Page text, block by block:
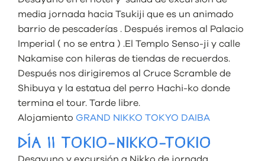
media jornada hacia Tsukiji que es un animado
barrio de pescaderías . Después iremos al Palacio
Imperial ( no se entra ) .El Templo Senso-ji y calle
Nakamise con hileras de tiendas de recuerdos.
Después nos dirigiremos al Cruce Scramble de
Shibuya y la estatua del perro Hachi-ko donde
termina el tour. Tarde libre.
Alojamiento GRAND NIKKO TOKYO DAIBA
DÍA 11 TOKIO-NIKKO-TOKIO